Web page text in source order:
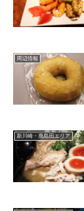
周辺情報
新川崎・鹿島田エリア